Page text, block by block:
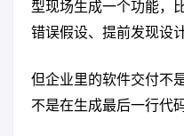
型现场生成一个功能，
错误假设、提前发现设
但企业里的软件交付不
不是在生成最后一行代